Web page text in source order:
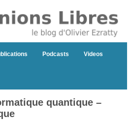
Podcasts Videos
quantique –